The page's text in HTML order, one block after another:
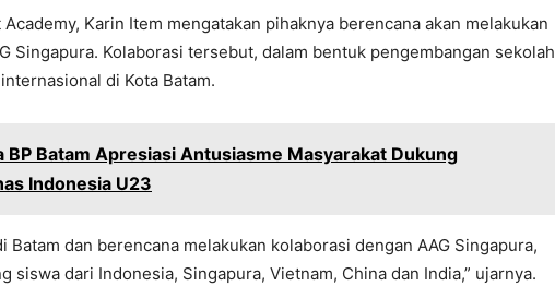
Karin Item mengatakan pihaknya berencana akan melakukan
Singapura. Kolaborasi tersebut, dalam bentuk pengembangan sekolah
di Kota Batam.
BP Batam Apresiasi Antusiasme Masyarakat Dukung
Indonesia U23
Batam dan berencana melakukan kolaborasi dengan AAG Singapura,
siswa dari Indonesia, Singapura, Vietnam, China dan India,” ujarnya.